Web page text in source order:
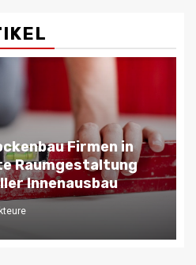
– Schnelle und
für